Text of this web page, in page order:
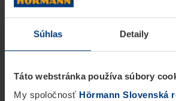
Súhlas Detaily
Táto webstránka používa súbory
My spoločnosť Hörmann Slovenská